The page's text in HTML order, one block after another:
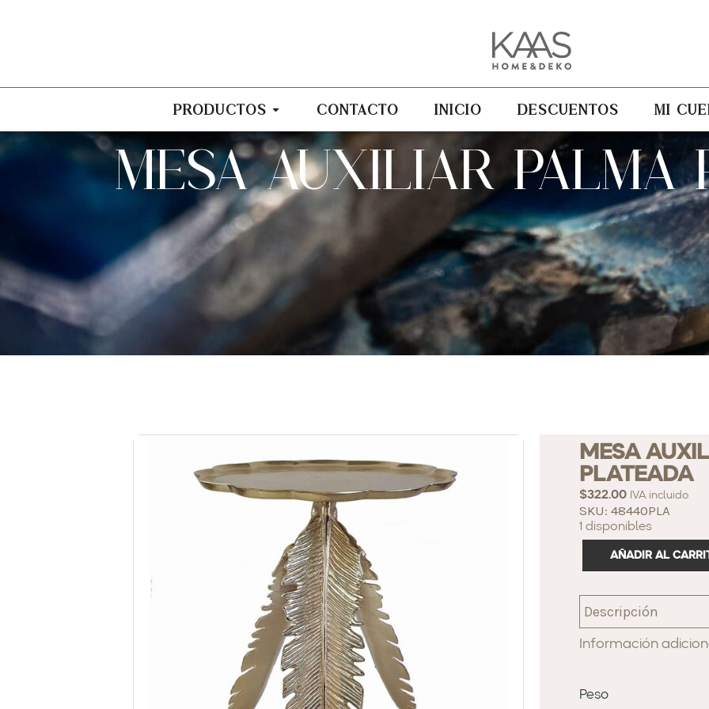
PRODUCTOS CONTACTO INICIO DESCUENTOS MI
MESA AUXILIAR PALMA
MESA
PLATEADA
$322.00 IVA incluido
SKU: 48440PLA
1 disponibles
AÑADIR AL
Descripción
Información
Peso